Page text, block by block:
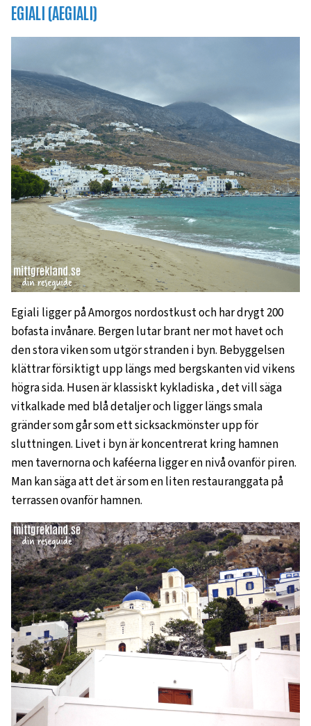
EGIALI (AEGIALI)
Egiali ligger på Amorgos nordostkust och har drygt 200
bofasta invånare. Bergen lutar brant ner mot havet och
den stora viken som utgör stranden i byn. Bebyggelsen
klättrar försiktigt upp längs med bergskanten vid vikens
högra sida. Husen är klassiskt kykladiska , det vill säga
vitkalkade med blå detaljer och ligger längs smala
gränder som går som ett sicksackmönster upp för
sluttningen. Livet i byn är koncentrerat kring hamnen
men tavernorna och kaféerna ligger en nivå ovanför piren.
Man kan säga att det är som en liten restauranggata på
terrassen ovanför hamnen.